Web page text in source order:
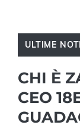
ULTIME
CHI È
CEO